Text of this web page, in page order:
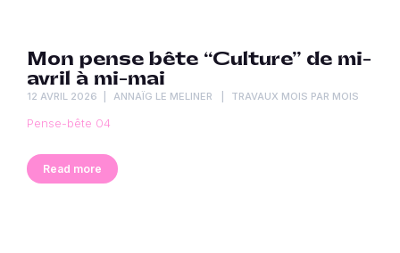
Mon pense bête “Culture” de mi-
avril à mi-mai
12 AVRIL 2026 ANNAÏG LE MELINER TRAVAUX MOIS PAR MOIS
Pense-bête 04
Read more